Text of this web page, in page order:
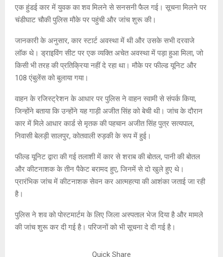
एक हुंडई कार में युवक का शव मिलने से सनसनी फैल गई। सूचना मिलने पर
चंडीघाट चौकी पुलिस मौके पर पहुंची और जांच शुरू की।
जानकारी के अनुसार, कार स्टार्ट अवस्था में थी और उसके सभी दरवाजे
लॉक थे। ड्राइविंग सीट पर एक व्यक्ति अचेत अवस्था में पड़ा हुआ मिला, जो
किसी भी तरह की प्रतिक्रिया नहीं दे रहा था। मौके पर फील्ड यूनिट और
108 एंबुलेंस को बुलाया गया।
वाहन के रजिस्ट्रेशन के आधार पर पुलिस ने वाहन स्वामी से संपर्क किया,
जिन्होंने बताया कि उन्होंने यह गाड़ी अजीत सिंह को बेची थी। जांच के दौरान
कार में मिले आधार कार्ड से मृतक की पहचान अजीत सिंह पुत्र सत्यपाल,
निवासी बेलड़ी सालपुर, कोतवाली रुड़की के रूप में हुई।
फील्ड यूनिट द्वारा की गई तलाशी में कार से शराब की बोतल, पानी की बोतल
और कीटनाशक के तीन पैकेट बरामद हुए, जिनमें से दो खुले हुए थे।
प्रारंभिक जांच में कीटनाशक सेवन कर आत्महत्या की आशंका जताई जा रही
है।
पुलिस ने शव को पोस्टमार्टम के लिए जिला अस्पताल भेज दिया है और मामले
की जांच शुरू कर दी गई है। परिजनों को भी सूचना दे दी गई है।
Quick Share